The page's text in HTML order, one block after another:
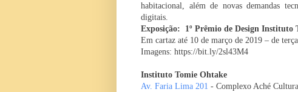
habitacional, além de novas demandas
digitais.
Exposição:
1º Prêmio de Design Instituto
Em cartaz até 10 de março de 2019 – de
Imagens: https://bit.ly/2sl43M4
Instituto Tomie Ohtake
Av. Faria Lima 201 - Complexo Aché